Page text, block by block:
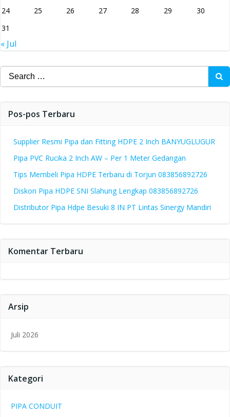
24
25 26 27 28 29
30
31
« Jul
Search
for:
Pos-pos Terbaru
Supplier Resmi Pipa dan Fitting HDPE 2 Inch BANYUGLUGUR
Pipa PVC Rucika 2 Inch AW – Per 1 Meter Gedangan
Tips Membeli Pipa HDPE Terbaru di Torjun 083856892726
Diskon Pipa HDPE SNI Slahung Lengkap 083856892726
Distributor Pipa Hdpe Besuki 8 IN PT Lintas Sinergy Mandiri
Komentar Terbaru
Arsip
Juli 2026
Kategori
PIPA CONDUIT